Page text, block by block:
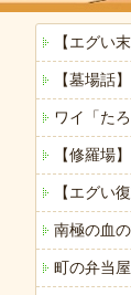
【エグい
【墓場話
ワイ「た
【修羅場
【エグい
南極の血
町の弁当